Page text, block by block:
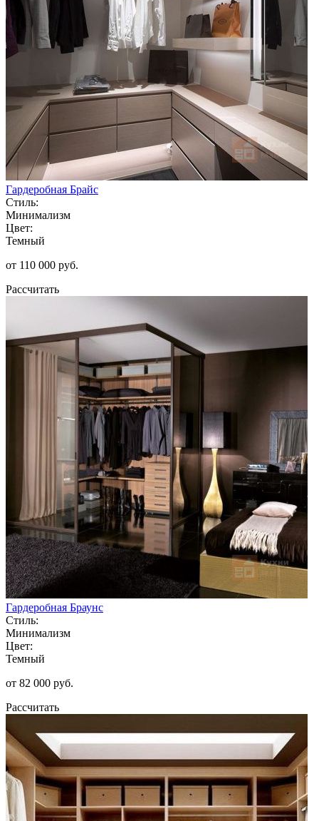
Гардеробная Брайс
Стиль:
Минимализм
Цвет:
Темный
от 110 000 руб.
Рассчитать
Гардеробная Браунс
Стиль:
Минимализм
Цвет:
Темный
от 82 000 руб.
Рассчитать